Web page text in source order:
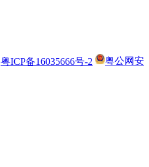
粤ICP备16035666号-2
粤公网安